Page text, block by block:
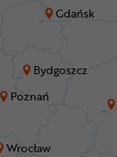
Bydgoszcz
Gdańsk
Poznań
Wrocław